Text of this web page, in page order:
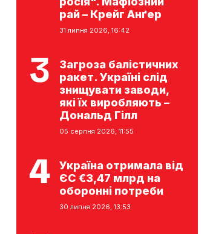
рай – Крейг Анґер
31 липня 2026, 16:42
Загроза балістичних
ракет. Україні слід
знищувати заводи,
які їх виробляють –
Дональд Гілл
05 серпня 2026, 11:55
Україна отримала від
ЄС €3,47 млрд на
оборонні потреби
30 липня 2026, 13:53